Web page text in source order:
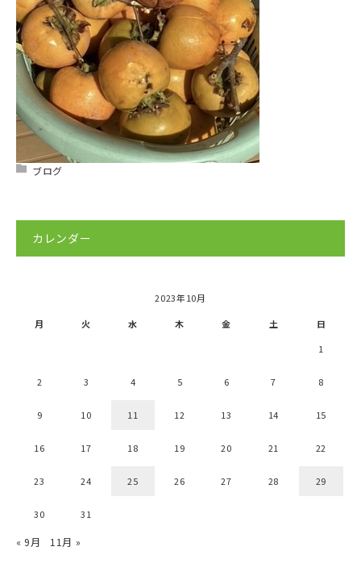
ブログ
カレンダー
2023年10月
月
火 水 木 金 土
日
1
2 3 4 5 6 7 8
9 10 11 12 13 14 15
16 17 18 19 20 21 22
23 24 25 26 27 28 29
30 31
« 9月 11月 »